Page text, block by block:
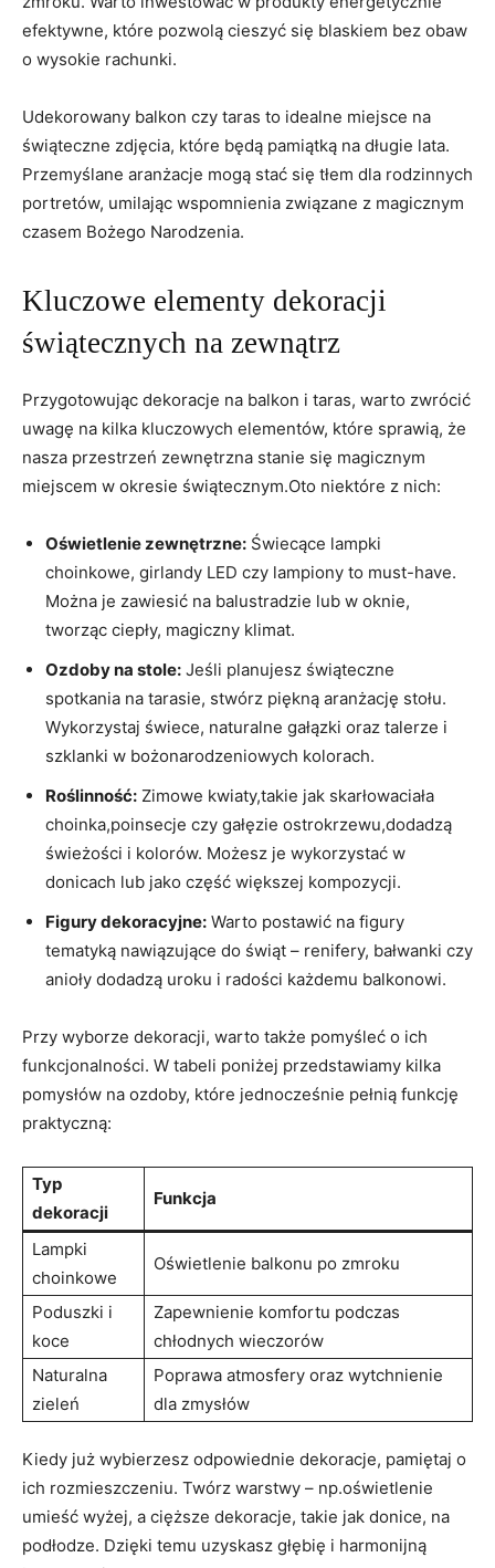
efektywne, które pozwolą cieszyć się blaskiem bez obaw
o wysokie rachunki.
Udekorowany balkon czy taras to idealne miejsce na
świąteczne zdjęcia, które będą pamiątką na długie lata.
Przemyślane aranżacje mogą stać się tłem dla rodzinnych
portretów, umilając wspomnienia związane z magicznym
czasem Bożego Narodzenia.
Kluczowe elementy dekoracji
świątecznych na zewnątrz
Przygotowując dekoracje na balkon i taras, warto zwrócić
uwagę na kilka kluczowych elementów, które sprawią, że
nasza przestrzeń zewnętrzna stanie się magicznym
miejscem w okresie świątecznym.Oto niektóre z nich:
Oświetlenie zewnętrzne: Świecące lampki
choinkowe, girlandy LED czy lampiony to must-have.
Można je zawiesić na balustradzie lub w oknie,
tworząc ciepły, magiczny klimat.
Ozdoby na stole: Jeśli planujesz świąteczne
spotkania na tarasie, stwórz piękną aranżację stołu.
Wykorzystaj świece, naturalne gałązki oraz talerze i
szklanki w bożonarodzeniowych kolorach.
Roślinność: Zimowe kwiaty,takie jak skarłowaciała
choinka,poinsecje czy gałęzie ostrokrzewu,dodadzą
świeżości i kolorów. Możesz je wykorzystać w
donicach lub jako część większej kompozycji.
Figury dekoracyjne: Warto postawić na figury
tematyką nawiązujące do świąt – renifery, bałwanki czy
anioły dodadzą uroku i radości każdemu balkonowi.
Przy wyborze dekoracji, warto także pomyśleć o ich
funkcjonalności. W tabeli poniżej przedstawiamy kilka
pomysłów na ozdoby, które jednocześnie pełnią funkcję
praktyczną:
Typ
dekoracji
Funkcja
Lampki
choinkowe
Oświetlenie balkonu po zmroku
Poduszki i
koce
Zapewnienie komfortu podczas
chłodnych wieczorów
Naturalna
zieleń
Poprawa atmosfery oraz wytchnienie
dla zmysłów
Kiedy już wybierzesz odpowiednie dekoracje, pamiętaj o
ich rozmieszczeniu. Twórz warstwy – np.oświetlenie
umieść wyżej, a cięższe dekoracje, takie jak donice, na
podłodze. Dzięki temu uzyskasz głębię i harmonijną